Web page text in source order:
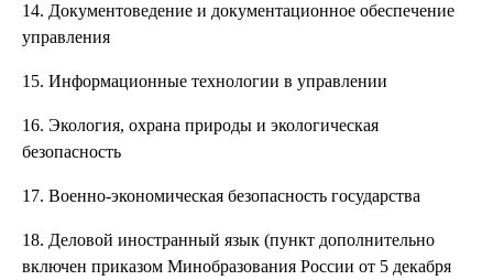
14. Документоведение и документационное обеспечение
управления
15. Информационные технологии в управлении
16. Экология, охрана природы и экологическая
безопасность
17. Военно-экономическая безопасность государства
18. Деловой иностранный язык (пункт дополнительно
включен приказом Минобразования России от 5 декабря